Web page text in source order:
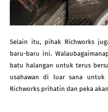
Selain itu, pihak Richworks
baru-baru ini.
batu halangan untuk terus
usahawan di luar sana untuk
Richworks prihatin dan peka